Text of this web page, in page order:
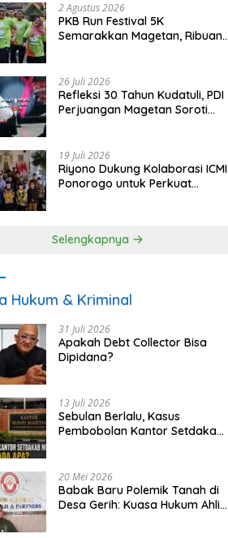
2 Agustus 2026
PKB Run Festival 5K
Semarakkan Magetan, Ribuan
26 Juli 2026
Refleksi 30 Tahun Kudatuli, PDI
Perjuangan Magetan Soroti
19 Juli 2026
Riyono Dukung Kolaborasi ICMI
Ponorogo untuk Perkuat
Selengkapnya
Hukum & Kriminal
31 Juli 2026
Apakah Debt Collector Bisa
Dipidana?
13 Juli 2026
Sebulan Berlalu, Kasus
Pembobolan Kantor Setdakab
20 Mei 2026
Babak Baru Polemik Tanah di
Desa Gerih: Kuasa Hukum Ahli